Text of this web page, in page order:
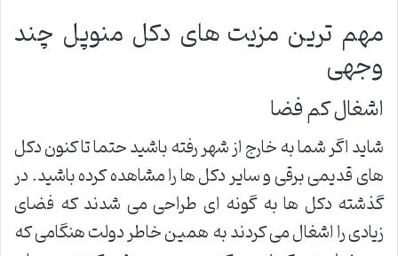
مهم ترین مزیت های دکل منوپل چند
وجهی
اشغال کم فضا
شاید اگر شما به خارج از شهر رفته باشید حتما تا کنون دکل
های قدیمی برقی و سایر دکل ها را مشاهده کرده باشید. در
گذشته دکل ها به گونه ای طراحی می شدند که فضای
زیادی را اشغال می کردند به همین خاطر دولت هنگامی که